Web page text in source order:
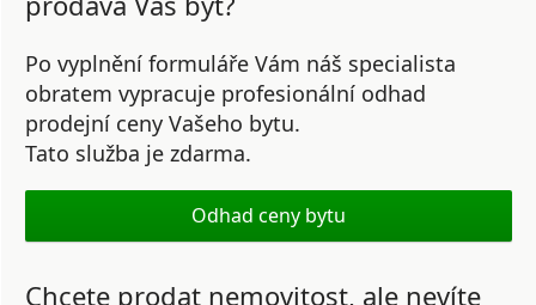
Po vyplnění formuláře Vám náš specialista
obratem vypracuje profesionální odhad
prodejní ceny Vašeho bytu.
Tato služba je zdarma.
Odhad ceny bytu
Chcete prodat nemovitost, ale nevíte